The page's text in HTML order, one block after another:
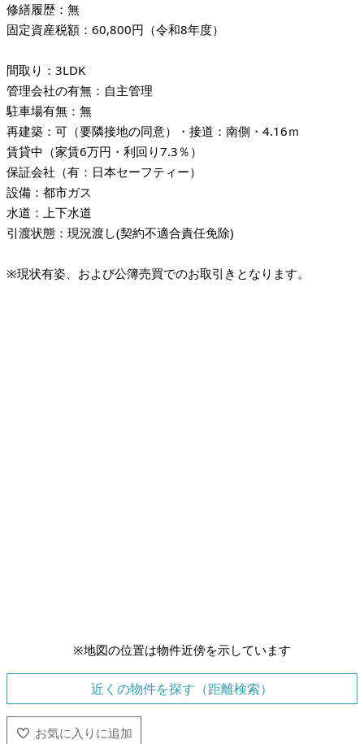
修繕履歴：無
固定資産税額：60,800円（令和8年度）
間取り：3LDK
管理会社の有無：自主管理
駐車場有無：無
再建築：可（要隣接地の同意）・接道：南側・4.16ｍ
賃貸中（家賃6万円・利回り7.3％）
保証会社（有：日本セーフティー）
設備：都市ガス
水道：上下水道
引渡状態：現況渡し(契約不適合責任免除)
※現状有姿、および公簿売買でのお取引きとなります。
※地図の位置は物件近傍を示しています
近くの物件を探す（距離検索）